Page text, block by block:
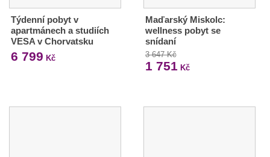
Týdenní pobyt v
apartmánech a studiích
VESA v Chorvatsku
6 799 Kč
Maďarský Miskolc:
wellness pobyt se
snídaní
3 647 Kč
1 751 Kč